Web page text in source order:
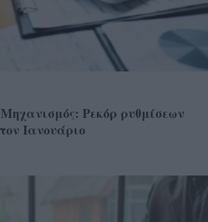
Ρεκόρ ρυθμίσεων
Ιανουάριο